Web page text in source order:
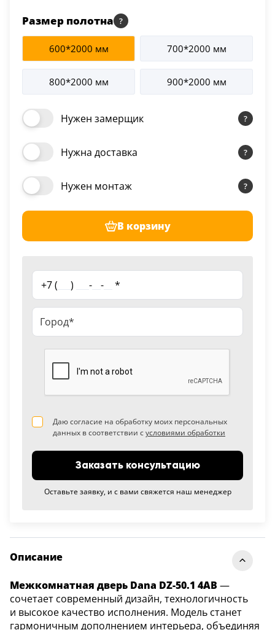
Shellac White Молдинг
черный кромка ALU
Черная ЗПЗ
Коробка т/скопич.
2.5 шт 2 828 руб.
Наличник т/скопич.
Shellac White
Размер полотна
600*2000 мм 700*2000 мм
800*2000 мм 900*2000 мм
Нужен замерщик
Нужна доставка
Нужен монтаж
В корзину
+7 ( ) - - *
Даю согласие на обработку моих персональных
данных в соответствии сусловиями обработки
Заказать консультацию
Оставьте заявку, и с вами свяжется наш менеджер
Описание
Межкомнатная дверь Dana DZ-50.1 4AB —
сочетает современный дизайн, технологичность
и высокое качество исполнения. Модель станет
гармоничным дополнением интерьера, объединяя